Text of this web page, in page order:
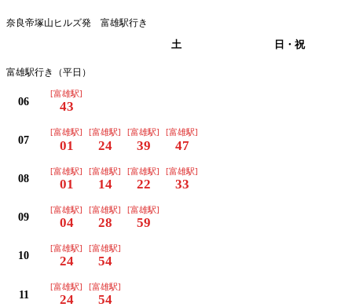
奈良帝塚山ヒルズ発 富雄駅行き
土 日・祝
富雄駅行き（平日）
06
[富雄駅]
43
07
[富雄駅]
01
[富雄駅]
24
[富雄駅]
39
[富雄駅]
47
08
[富雄駅]
01
[富雄駅]
14
[富雄駅]
22
[富雄駅]
33
09
[富雄駅]
04
[富雄駅]
28
[富雄駅]
59
10
[富雄駅]
24
[富雄駅]
54
11
[富雄駅]
24
[富雄駅]
54